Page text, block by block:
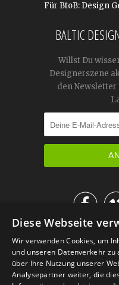
Für BtoB: Design
BALTIC
Willst Du
Designerszene
den

IM KATALOG
Diese Webseite
Wir verwenden Cookies, um
und unseren Datenverkehr
über Ihre Nutzung unserer
Analysepartner weiter, die